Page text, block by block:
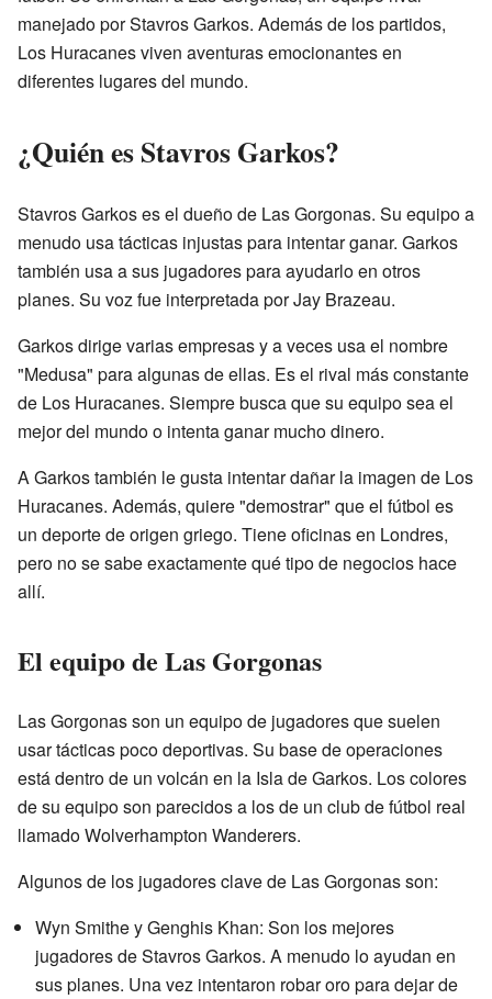
manejado por Stavros Garkos. Además de los partidos,
Los Huracanes viven aventuras emocionantes en
diferentes lugares del mundo.
¿Quién es Stavros Garkos?
Stavros Garkos es el dueño de Las Gorgonas. Su equipo a
menudo usa tácticas injustas para intentar ganar. Garkos
también usa a sus jugadores para ayudarlo en otros
planes. Su voz fue interpretada por Jay Brazeau.
Garkos dirige varias empresas y a veces usa el nombre
"Medusa" para algunas de ellas. Es el rival más constante
de Los Huracanes. Siempre busca que su equipo sea el
mejor del mundo o intenta ganar mucho dinero.
A Garkos también le gusta intentar dañar la imagen de Los
Huracanes. Además, quiere "demostrar" que el fútbol es
un deporte de origen griego. Tiene oficinas en Londres,
pero no se sabe exactamente qué tipo de negocios hace
allí.
El equipo de Las Gorgonas
Las Gorgonas son un equipo de jugadores que suelen
usar tácticas poco deportivas. Su base de operaciones
está dentro de un volcán en la Isla de Garkos. Los colores
de su equipo son parecidos a los de un club de fútbol real
llamado Wolverhampton Wanderers.
Algunos de los jugadores clave de Las Gorgonas son:
Wyn Smithe y Genghis Khan: Son los mejores
jugadores de Stavros Garkos. A menudo lo ayudan en
sus planes. Una vez intentaron robar oro para dejar de